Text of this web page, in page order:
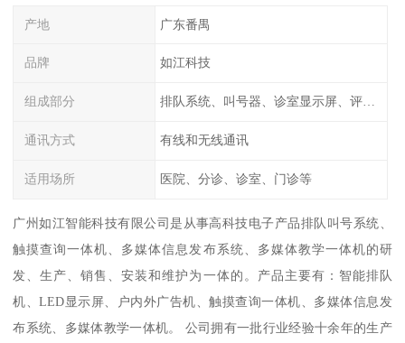
产地 广东番禺
品牌 如江科技
组成部分 排队系统、叫号器、诊室显示屏、评价器
通讯方式 有线和无线通讯
适用场所 医院、分诊、诊室、门诊等
广州如江智能科技有限公司是从事高科技电子产品排队叫号系统、
触摸查询一体机、多媒体信息发布系统、多媒体教学一体机的研
发、生产、销售、安装和维护为一体的。产品主要有：智能排队
机、LED显示屏、户内外广告机、触摸查询一体机、多媒体信息发
布系统、多媒体教学一体机。 公司拥有一批行业经验十余年的生产